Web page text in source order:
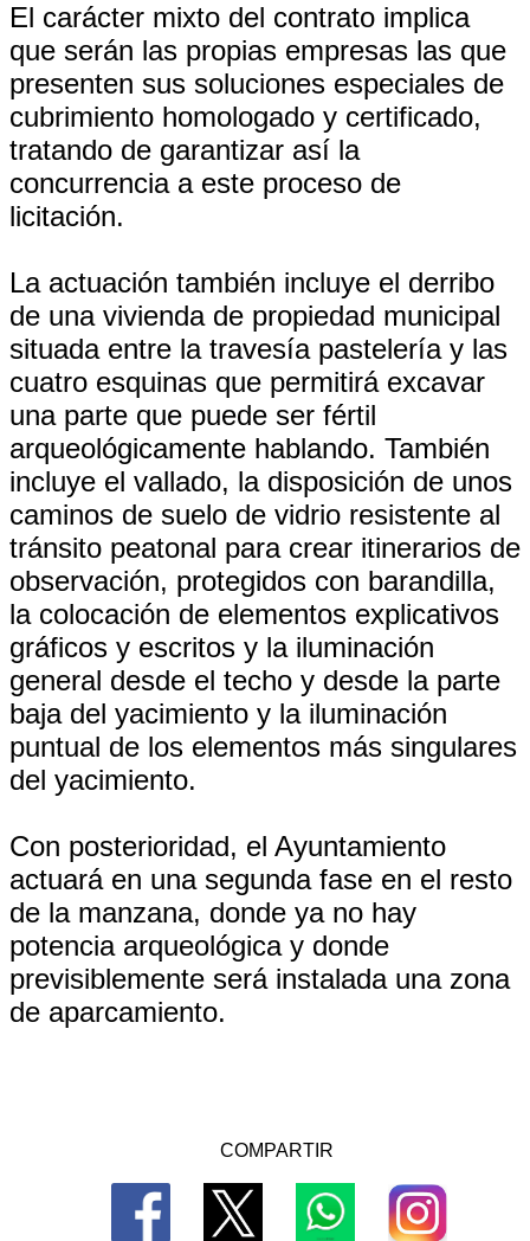
El carácter mixto del contrato implica
que serán las propias empresas las que
presenten sus soluciones especiales de
cubrimiento homologado y certificado,
tratando de garantizar así la
concurrencia a este proceso de
licitación.
La actuación también incluye el derribo
de una vivienda de propiedad municipal
situada entre la travesía pastelería y las
cuatro esquinas que permitirá excavar
una parte que puede ser fértil
arqueológicamente hablando. También
incluye el vallado, la disposición de unos
caminos de suelo de vidrio resistente al
tránsito peatonal para crear itinerarios de
observación, protegidos con barandilla,
la colocación de elementos explicativos
gráficos y escritos y la iluminación
general desde el techo y desde la parte
baja del yacimiento y la iluminación
puntual de los elementos más singulares
del yacimiento.
Con posterioridad, el Ayuntamiento
actuará en una segunda fase en el resto
de la manzana, donde ya no hay
potencia arqueológica y donde
previsiblemente será instalada una zona
de aparcamiento.
COMPARTIR